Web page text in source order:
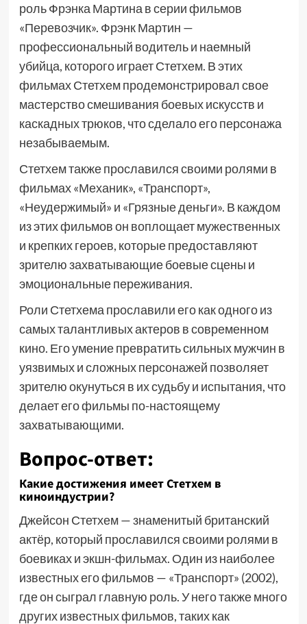
роль Фрэнка Мартина в серии фильмов
«Перевозчик». Фрэнк Мартин —
профессиональный водитель и наемный
убийца, которого играет Стетхем. В этих
фильмах Стетхем продемонстрировал свое
мастерство смешивания боевых искусств и
каскадных трюков, что сделало его персонажа
незабываемым.
Стетхем также прославился своими ролями в
фильмах «Механик», «Транспорт»,
«Неудержимый» и «Грязные деньги». В каждом
из этих фильмов он воплощает мужественных
и крепких героев, которые предоставляют
зрителю захватывающие боевые сцены и
эмоциональные переживания.
Роли Стетхема прославили его как одного из
самых талантливых актеров в современном
кино. Его умение превратить сильных мужчин в
уязвимых и сложных персонажей позволяет
зрителю окунуться в их судьбу и испытания, что
делает его фильмы по-настоящему
захватывающими.
Вопрос-ответ:
Какие достижения имеет Стетхем в
киноиндустрии?
Джейсон Стетхем — знаменитый британский
актёр, который прославился своими ролями в
боевиках и экшн-фильмах. Один из наиболее
известных его фильмов — «Транспорт» (2002),
где он сыграл главную роль. У него также много
других известных фильмов, таких как